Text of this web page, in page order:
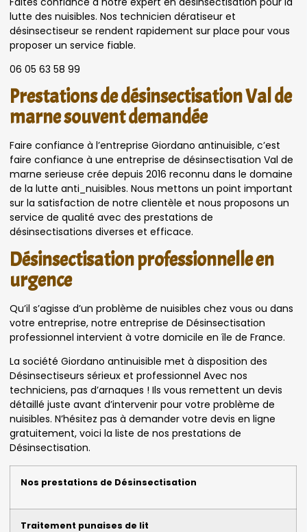
lutte des nuisibles. Nos technicien dératiseur et
désinsectiseur se rendent rapidement sur place pour vous
proposer un service fiable.
06 05 63 58 99
Prestations de désinsectisation Val de
marne souvent demandée
Faire confiance à l’entreprise Giordano antinuisible, c’est
faire confiance à une entreprise de désinsectisation Val de
marne serieuse crée depuis 2016 reconnu dans le domaine
de la lutte anti_nuisibles. Nous mettons un point important
sur la satisfaction de notre clientèle et nous proposons un
service de qualité avec des prestations de
désinsectisations diverses et efficace.
Désinsectisation professionnelle en
urgence
Qu’il s’agisse d’un problème de nuisibles chez vous ou dans
votre entreprise, notre entreprise de Désinsectisation
professionnel intervient à votre domicile en île de France.
La société Giordano antinuisible met à disposition des
Désinsectiseurs sérieux et professionnel Avec nos
techniciens, pas d’arnaques ! Ils vous remettent un devis
détaillé juste avant d’intervenir pour votre problème de
nuisibles. N’hésitez pas à demander votre devis en ligne
gratuitement, voici la liste de nos prestations de
Désinsectisation.
Nos prestations de Désinsectisation
Traitement punaises de lit